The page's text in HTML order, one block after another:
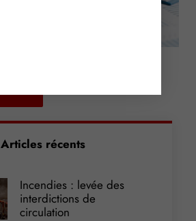
Articles récents
Incendies : levée des
interdictions de
circulation